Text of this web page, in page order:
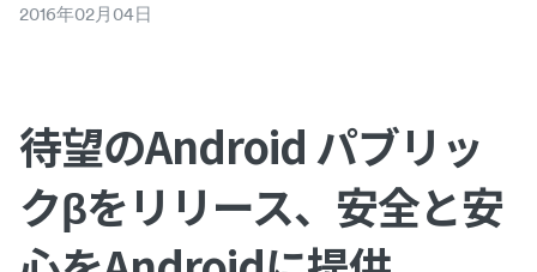
2016年02月 04日
待望のAndroid パブリッ
クβをリリース、安全と安